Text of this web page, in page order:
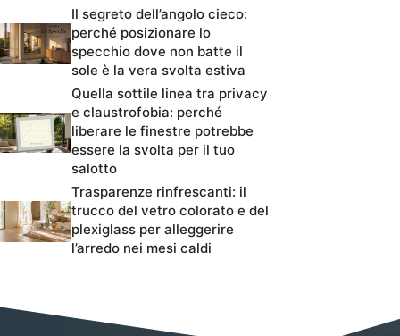
Il segreto dell’angolo cieco:
perché posizionare lo
specchio dove non batte il
sole è la vera svolta estiva
Quella sottile linea tra privacy
e claustrofobia: perché
liberare le finestre potrebbe
essere la svolta per il tuo
salotto
Trasparenze rinfrescanti: il
trucco del vetro colorato e del
plexiglass per alleggerire
l’arredo nei mesi caldi